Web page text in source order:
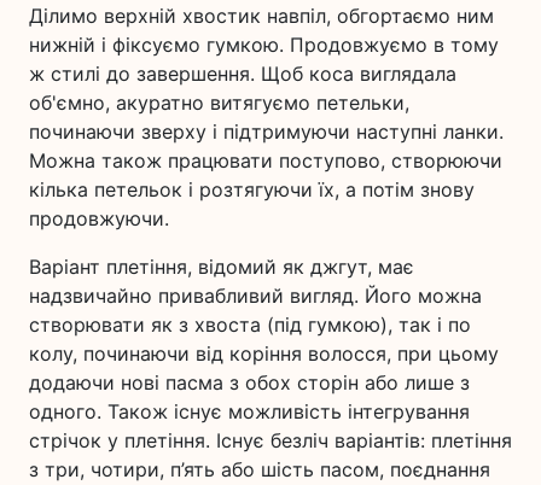
Ділимо верхній хвостик навпіл, обгортаємо ним
нижній і фіксуємо гумкою. Продовжуємо в тому
ж стилі до завершення. Щоб коса виглядала
об'ємно, акуратно витягуємо петельки,
починаючи зверху і підтримуючи наступні ланки.
Можна також працювати поступово, створюючи
кілька петельок і розтягуючи їх, а потім знову
продовжуючи.
Варіант плетіння, відомий як джгут, має
надзвичайно привабливий вигляд. Його можна
створювати як з хвоста (під гумкою), так і по
колу, починаючи від коріння волосся, при цьому
додаючи нові пасма з обох сторін або лише з
одного. Також існує можливість інтегрування
стрічок у плетіння. Існує безліч варіантів: плетіння
з три, чотири, п’ять або шість пасом, поєднання